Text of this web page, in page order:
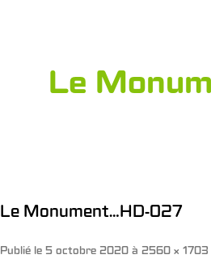
Le
Le Monument…HD-027
Publié le 5 octobre 2020 à 2560 × 1703